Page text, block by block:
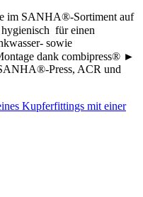
im SANHA®-Sortiment auf
für einen
sowie
dank combipress® ►
Press, ACR und